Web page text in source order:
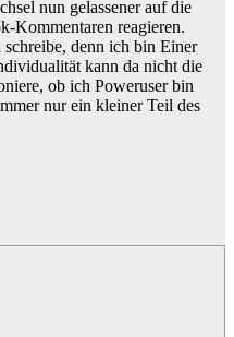
nun gelassener auf die
Kommentaren reagieren.
denn ich bin Einer
kann da nicht die
ob ich Poweruser bin
nur ein kleiner Teil des